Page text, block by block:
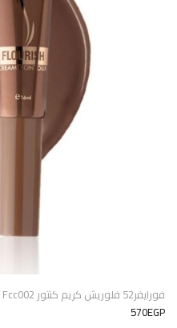
فورايفر52 فلوريش كريم كنتور Fcc002
570EGP